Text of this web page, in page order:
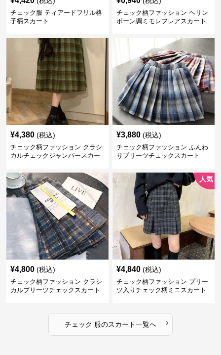
チェック服 ティアードフリル格
子柄スカート
チェック柄ファッション ヘリン
ボーン調ミモレフレアスカート
¥4,380 (税込)
チェック柄ファッション クラシ
カルチェックジャンパースカー
¥3,880 (税込)
チェック柄ファッション ふんわ
りプリーツチェックスカート
¥4,800 (税込)
チェック柄ファッション クラシ
カルプリーツチェックスカート
人気
¥4,840 (税込)
チェック柄ファッション プリー
ツ入りチェック柄ミニスカート
チェック 服のスカート一覧へ ›